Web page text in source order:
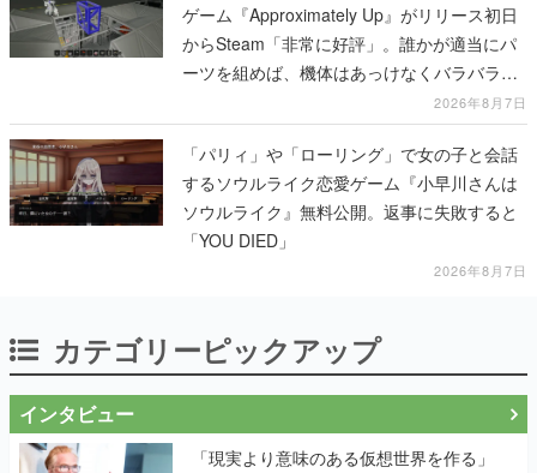
ゲーム『Approximately Up』がリリース初日
からSteam「非常に好評」。誰かが適当にパ
ーツを組めば、機体はあっけなくバラバラに
2026年8月7日
「パリィ」や「ローリング」で女の子と会話
するソウルライク恋愛ゲーム『小早川さんは
ソウルライク』無料公開。返事に失敗すると
「YOU DIED」
2026年8月7日
カテゴリーピックアップ
インタビュー
「現実より意味のある仮想世界を作る」